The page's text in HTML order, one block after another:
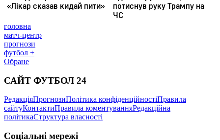
головна
матч-центр
прогнози
футбол +
Обране
САЙТ ФУТБОЛ 24
РедакціяПрогнозиПолітика конфіденційностіПравила
сайтуКонтактиПравила коментуванняРедакційна
політикаСтруктура власності
Соціальні мережі